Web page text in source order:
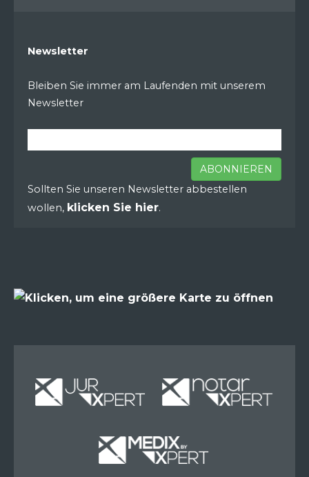
Newsletter
Bleiben Sie immer am Laufenden mit unserem
Newsletter
ABONNIEREN
Sollten Sie unseren Newsletter abbestellen
wollen, klicken Sie hier.
Miete Miete
Miete